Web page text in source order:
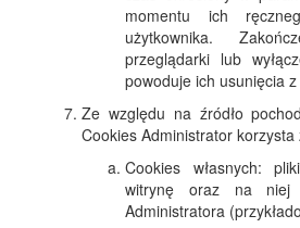
momentu ich
użytkownika.
przeglądarki lub
powoduje ich usunięcia
Ze względu na źródło
Cookies Administrator korzysta
Cookies własnych:
witrynę oraz na niej
Administratora